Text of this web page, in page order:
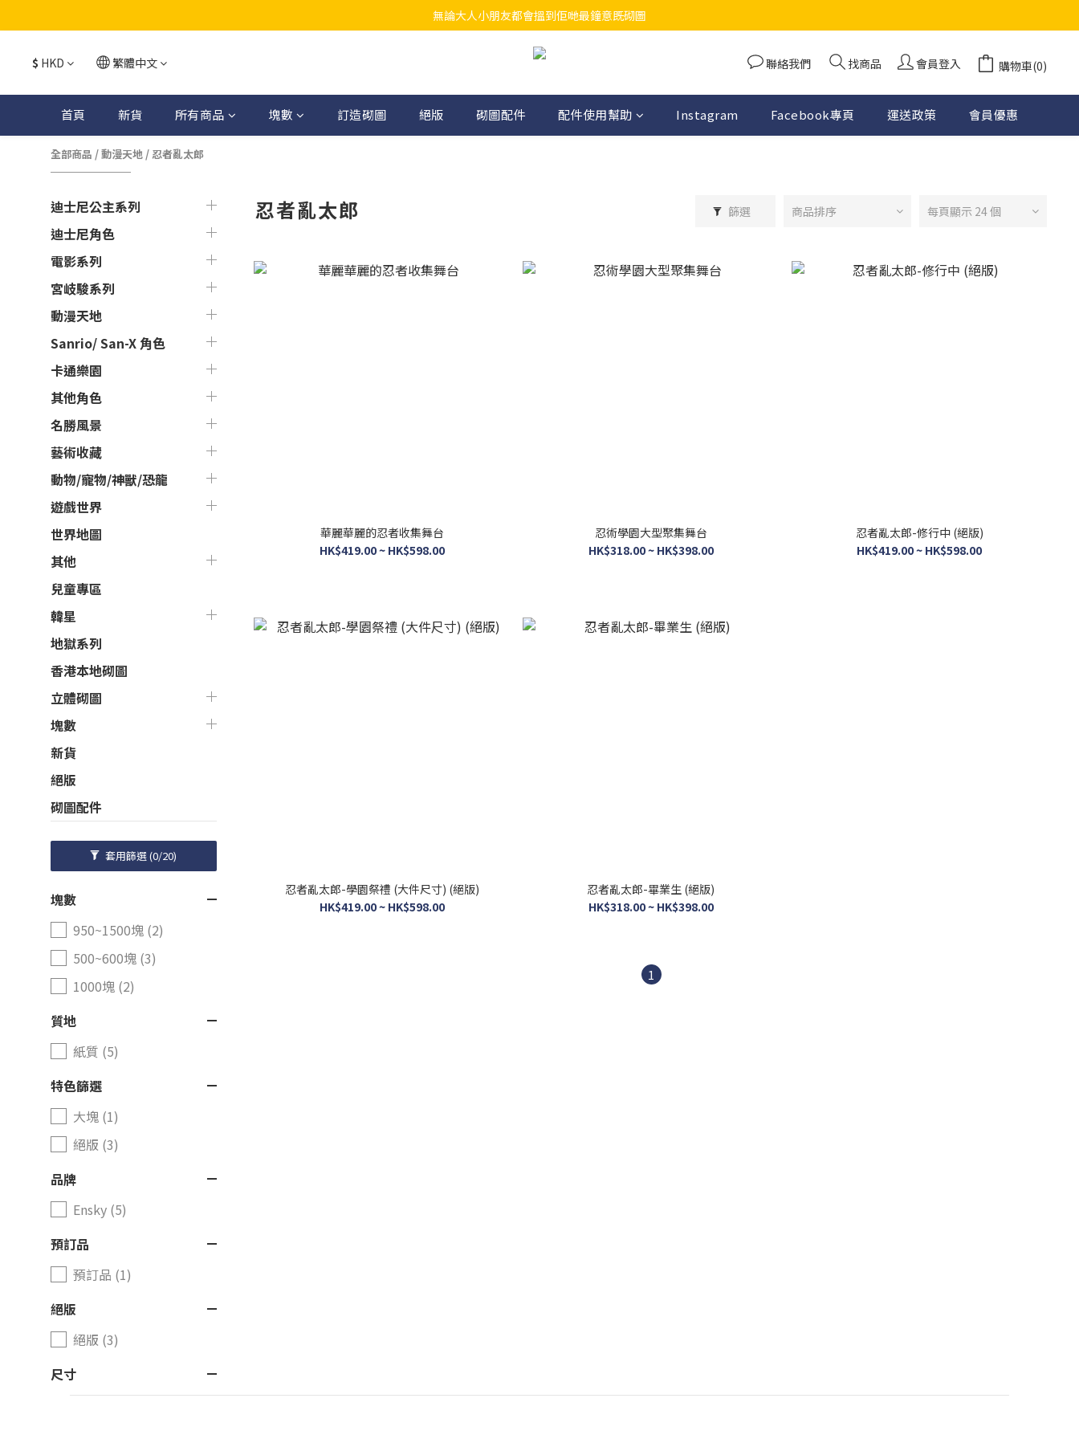
江帆天楊砌圖
無論大人小朋友都會搵到佢哋最鐘意既砌圖
江帆天楊砌圖
$ HKD 繁體中文 聯絡我們 找商品 會員登入 購物車(0)
首頁 新貨 所有商品 塊數 訂造砌圖 絕版 砌圖配件 配件使用幫助 Instagram Facebook專頁 運送政策 會員優惠
全部商品 /動漫天地 /忍者亂太郎
迪士尼公主系列
迪士尼角色
電影系列
宮岐駿系列
動漫天地
Sanrio/ San-X 角色
卡通樂園
其他角色
名勝風景
藝術收藏
動物/寵物/神獸/恐龍
遊戲世界
世界地圖
其他
兒童專區
韓星
地獄系列
香港本地砌圖
立體砌圖
塊數
新貨
絕版
砌圖配件
套用篩選(0/20)
塊數
950~1500塊 (2)
500~600塊 (3)
1000塊 (2)
質地
紙質 (5)
特色篩選
大塊 (1)
絕版 (3)
品牌
Ensky (5)
預訂品
預訂品 (1)
絕版
絕版 (3)
尺寸
忍者亂太郎 篩選 商品排序 每頁顯示 24 個
華麗華麗的忍者收集舞台
HK$419.00 ~ HK$598.00
忍術學園大型聚集舞台
HK$318.00 ~ HK$398.00
忍者亂太郎-修行中 (絕版)
HK$419.00 ~ HK$598.00
忍者亂太郎-學園祭禮 (大件尺寸) (絕版)
HK$419.00 ~ HK$598.00
忍者亂太郎-畢業生 (絕版)
HK$318.00 ~ HK$398.00
1